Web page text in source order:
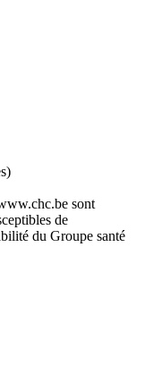
sont
de
du Groupe santé